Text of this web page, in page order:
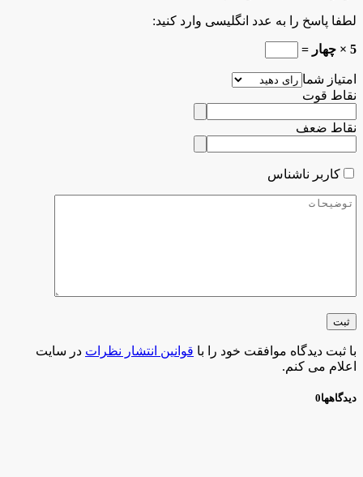
لطفا پاسخ را به عدد انگلیسی وارد کنید:
5 × چهار =
امتیاز شما
نقاط قوت
نقاط ضعف
کاربر ناشناس
با ثبت دیدگاه موافقت خود را با قوانین انتشار نظرات در سایت
اعلام می کنم.
دیدگاهها0